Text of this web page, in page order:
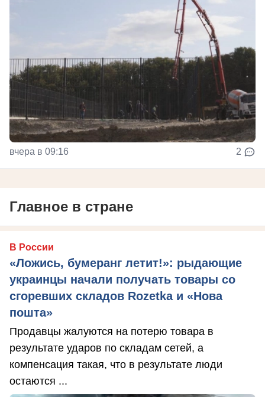
вчера в 09:16 2
Главное в стране
В России
«Ложись, бумеранг летит!»: рыдающие
украинцы начали получать товары со
сгоревших складов Rozetka и «Нова
пошта»
Продавцы жалуются на потерю товара в
результате ударов по складам сетей, а
компенсация такая, что в результате люди
остаются ...